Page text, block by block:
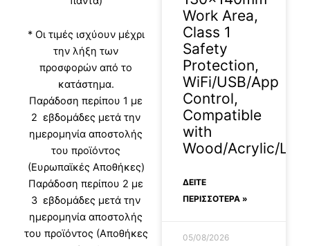
* Οι τιμές ισχύουν μέχρι
την λήξη των
προσφορών από το
κατάστημα.
Παράδοση περίπου 1 με
2 εβδομάδες μετά την
ημερομηνία αποστολής
του προϊόντος
(Ευρωπαϊκές Αποθήκες)
Παράδοση περίπου 2 με
3 εβδομάδες μετά την
ημερομηνία αποστολής
του προϊόντος (Αποθήκες
Work Area,
Class 1
Safety
Protection,
WiFi/USB/App
Control,
Compatible
with
Wood/Acrylic/
ΔΕΊΤΕ
ΠΕΡΙΣΣΟΤΕΡΑ »
05/08/2026